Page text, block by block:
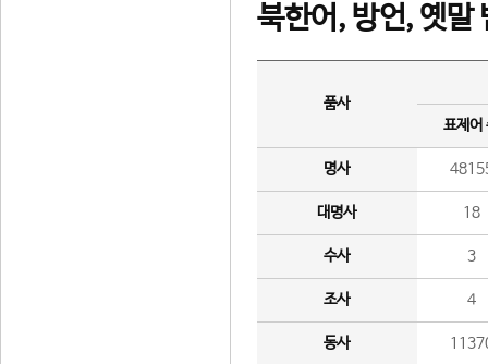
북한어, 방언, 옛말
품사
표제어
명사
대명사 18
수사 3
조사 4
동사